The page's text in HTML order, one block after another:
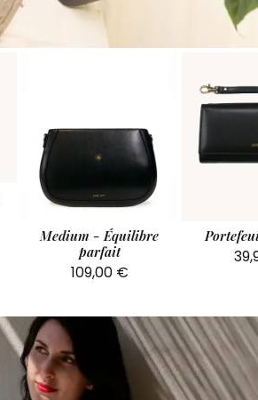
Medium - Équilibre
parfait
109,00 €